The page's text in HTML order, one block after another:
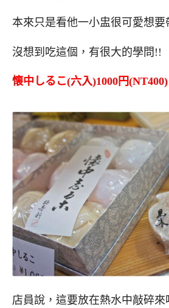
本來只是看他一小盅很可愛想要
沒想到吃這個，有很大的學問!!
懐中しるこ(六入)1000円(NT400)
店員說，這要放在熱水中敲碎來